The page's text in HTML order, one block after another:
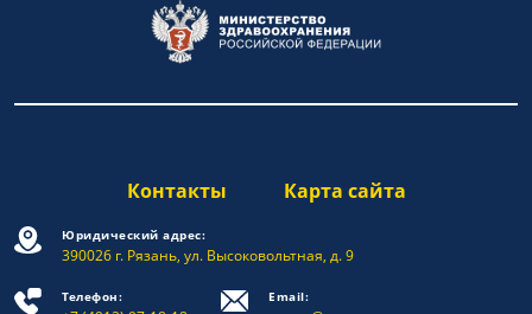
Контакты Карта сайта
Юридический адрес:
390026 г. Рязань, ул. Высоковольтная, д. 9
Телефон: Email: